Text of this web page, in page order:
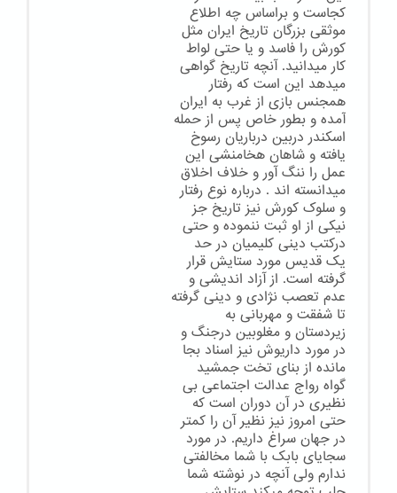
کجاست و براساس چه اطلاع
موثقی بزرگان تاریخ ایران مثل
کورش را فاسد و یا حتی لواط
کار میدانید. آنچه تاریخ گواهی
میدهد این است که رفتار
همجنس بازی از غرب به ایران
آمده و بطور خاص پس از حمله
اسکندر دربین درباریان رسوخ
یافته و شاهان هخامنشی این
عمل را ننگ آور و خلاف اخلاق
میدانسته اند . درباره نوع رفتار
و سلوک کورش نیز تاریخ جز
نیکی از او ثبت ننموده و حتی
درکتب دینی کلیمیان در حد
یک قدیس مورد ستایش قرار
گرفته است. از آزاد اندیشی و
عدم تعصب نژادی و دینی گرفته
تا شفقت و مهربانی به
زیردستان و مغلوبین درجنگ و
در مورد داریوش نیز اسناد بجا
مانده از بنای تخت جمشید
گواه رواج عدالت اجتماعی بی
نظیری در آن دوران است که
حتی امروز نیز نظیر آن را کمتر
در جهان سراغ داریم. در مورد
سجایای بابک با شما مخالفتی
ندارم ولی آنچه در نوشته شما